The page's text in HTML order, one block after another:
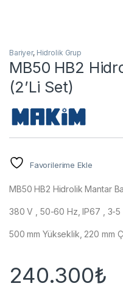
Bariyer, Hidrolik Grup
MB50 HB2
(2’Li Set)
Favorilerime Ekle
MB50 HB2 Hidrolik Mantar
380 V , 50-60 Hz, IP67 , 3-5
500 mm Yükseklik, 220 mm
240.300₺